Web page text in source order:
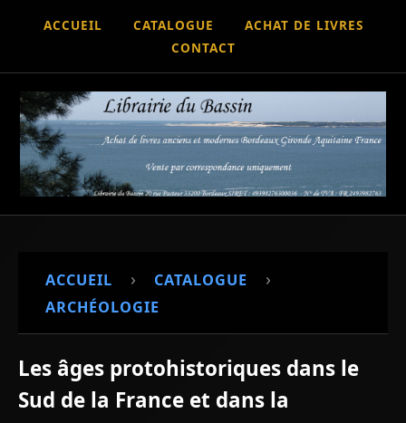
ACCUEIL CATALOGUE
ACHAT DE LIVRES
CONTACT
ACCUEIL › CATALOGUE ›
ARCHÉOLOGIE
Les âges protohistoriques dans le
Sud de la France et dans la